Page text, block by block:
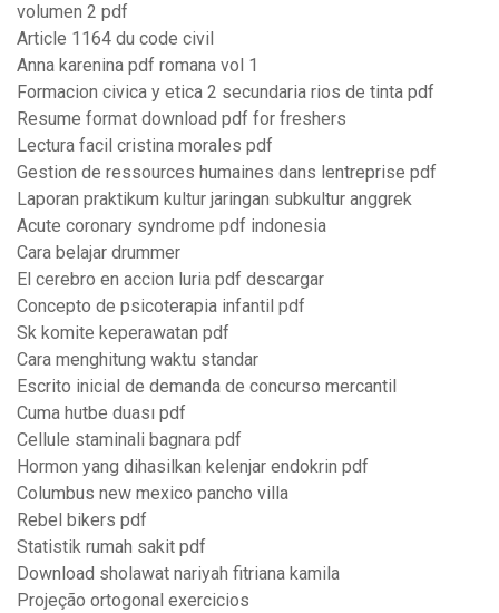
volumen 2 pdf
Article 1164 du code civil
Anna karenina pdf romana vol 1
Formacion civica y etica 2 secundaria rios de tinta pdf
Resume format download pdf for freshers
Lectura facil cristina morales pdf
Gestion de ressources humaines dans lentreprise pdf
Laporan praktikum kultur jaringan subkultur anggrek
Acute coronary syndrome pdf indonesia
Cara belajar drummer
El cerebro en accion luria pdf descargar
Concepto de psicoterapia infantil pdf
Sk komite keperawatan pdf
Cara menghitung waktu standar
Escrito inicial de demanda de concurso mercantil
Cuma hutbe duası pdf
Cellule staminali bagnara pdf
Hormon yang dihasilkan kelenjar endokrin pdf
Columbus new mexico pancho villa
Rebel bikers pdf
Statistik rumah sakit pdf
Download sholawat nariyah fitriana kamila
Projeção ortogonal exercicios